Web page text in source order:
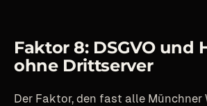
Faktor 8: DSGVO und
ohne Drittserver
Der Faktor, den fast alle Münchner